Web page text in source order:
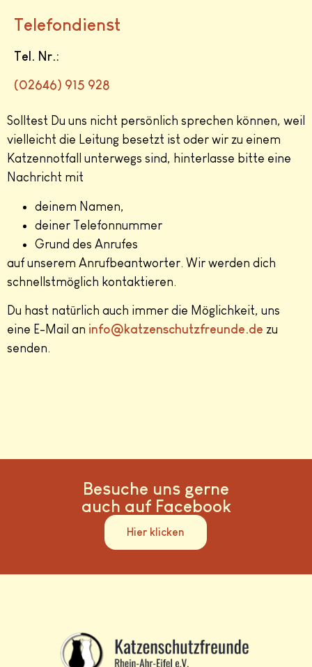
Telefondienst
Tel. Nr.:
(02646) 915 928
Solltest Du uns nicht persönlich sprechen können, weil
vielleicht die Leitung besetzt ist oder wir zu einem
Katzennotfall unterwegs sind, hinterlasse bitte eine
Nachricht mit
deinem Namen,
deiner Telefonnummer
Grund des Anrufes
auf unserem Anrufbeantworter. Wir werden dich
schnellstmöglich kontaktieren.
Du hast natürlich auch immer die Möglichkeit, uns
eine E-Mail an info@katzenschutzfreunde.de zu
senden.
Besuche uns gerne
auch auf Facebook
Hier klicken